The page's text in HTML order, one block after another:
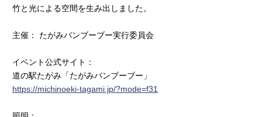
竹と光による空間を生み出しました。
主催： たがみバンブーブー実行委員会
イベント公式サイト：
道の駅たがみ「たがみバンブーブー」
https://michinoeki-tagami.jp/?mode=f31